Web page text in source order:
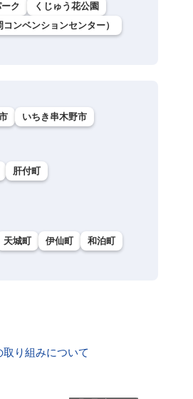
ク
くじゅう花公園
ンベンションセンター）
いちき串木野市
肝付町
天城町 伊仙町
和泊町
り組みについて